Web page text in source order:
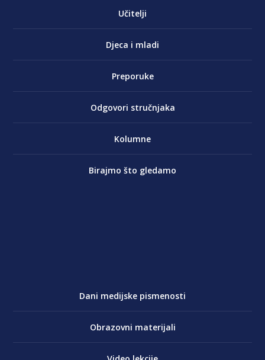
Učitelji
Djeca i mladi
Preporuke
Odgovori stručnjaka
Kolumne
Birajmo što gledamo
Dani medijske pismenosti
Obrazovni materijali